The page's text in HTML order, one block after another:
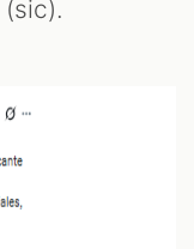
(sic).